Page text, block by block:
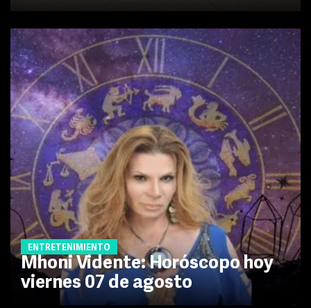
ENTRETENIMIENTO
Mhoni Vidente: Horóscopo hoy
viernes 07 de agosto